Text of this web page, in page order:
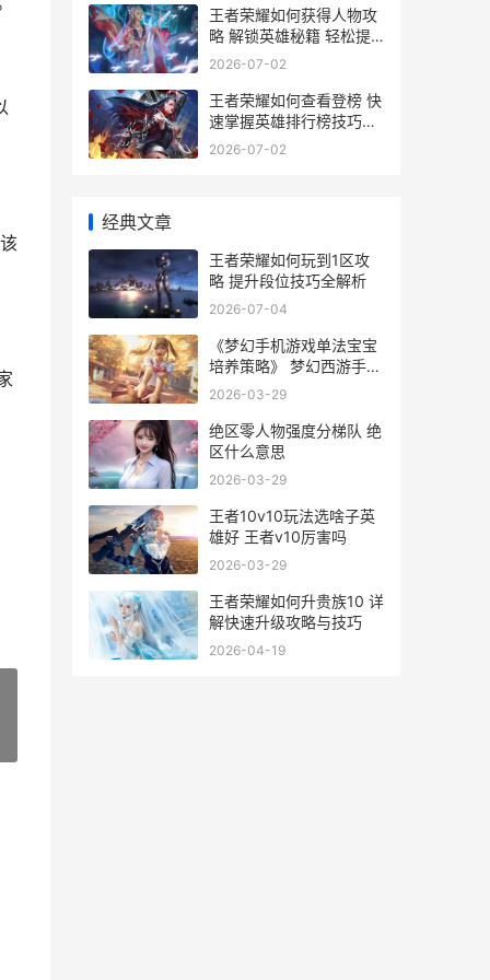
王者荣耀如何获得人物攻
略 解锁英雄秘籍 轻松提
升战力
2026-07-02
王者荣耀如何查看登榜 快
速掌握英雄排行榜技巧解
析
2026-07-02
经典文章
王者荣耀如何玩到1区攻
略 提升段位技巧全解析
2026-07-04
《梦幻手机游戏单法宝宝
培养策略》 梦幻西游手机
版好玩吗?
2026-03-29
绝区零人物强度分梯队 绝
区什么意思
2026-03-29
王者10v10玩法选啥子英
雄好 王者v10厉害吗
2026-03-29
王者荣耀如何升贵族10 详
解快速升级攻略与技巧
2026-04-19